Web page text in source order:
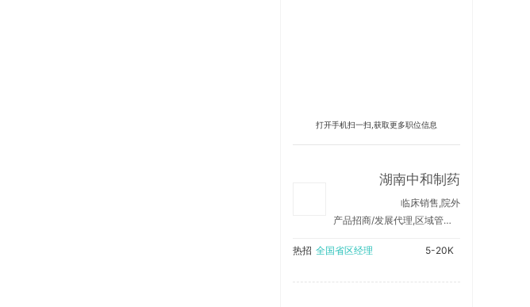
打开手机扫一扫,获取更多职位信息
湖南中和制药
临床销售,院外
产品招商/发展代理,区域管理/销售支持
热招 全国省区经理 5-20K